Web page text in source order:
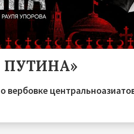
ПУТИНА»
вербовке